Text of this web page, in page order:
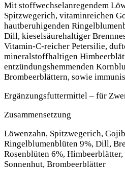
Mit stoffwechselanregendem
Spitzwegerich, vitaminreichen
hautberuhigenden
Dill, kieselsäurehaltiger
Vitamin-C-reicher Petersilie,
mineralstoffhaltigen
entzündungshemmenden
Brombeerblättern, sowie
Ergänzungsfuttermittel – für
Zusammensetzung
Löwenzahn, Spitzwegerich,
Ringelblumenblüten 9%, Dill,
Rosenblüten 6%,
Sonnenhut, Brombeerblätter